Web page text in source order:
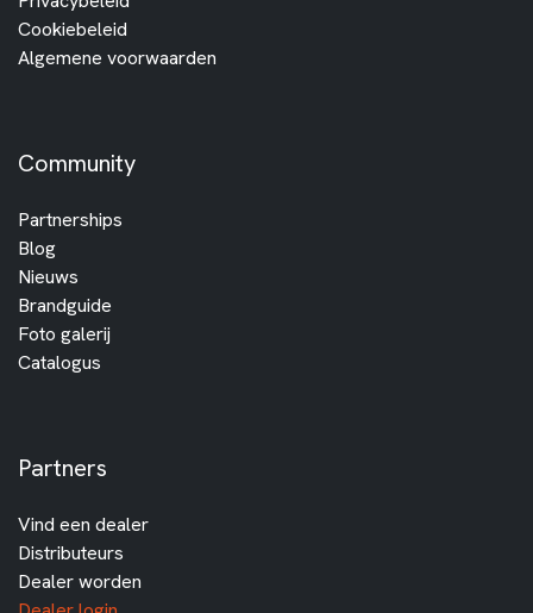
Cookiebeleid
Algemene voorwaarden
Community
Partnerships
Blog
Nieuws
Brandguide
Foto galerij
Catalogus
Partners
Vind een dealer
Distributeurs
Dealer worden